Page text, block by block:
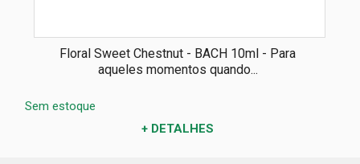
Floral Sweet Chestnut - BACH 10ml - Para
aqueles momentos quando...
Sem estoque
+ DETALHES